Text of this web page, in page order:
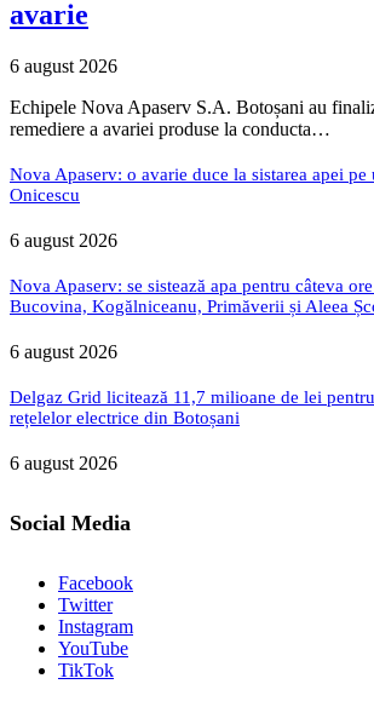
avarie
6 august 2026
Echipele Nova Apaserv S.A. Botoșani au
remediere a avariei produse la conducta…
Nova Apaserv: o avarie duce la sistarea apei
Onicescu
6 august 2026
Nova Apaserv: se sistează apa pentru câteva
Bucovina, Kogălniceanu, Primăverii și Aleea
6 august 2026
Delgaz Grid licitează 11,7 milioane de lei
rețelelor electrice din Botoșani
6 august 2026
Social Media
Facebook
Twitter
Instagram
YouTube
TikTok